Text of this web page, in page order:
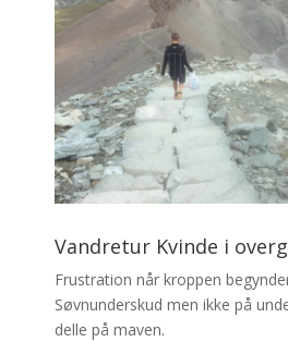
Vandretur Kvinde i
Frustration når kroppen
Søvnunderskud men ikke på
delle på maven.